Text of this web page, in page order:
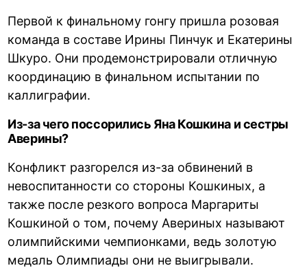
Первой к финальному гонгу пришла розовая
команда в составе Ирины Пинчук и Екатерины
Шкуро. Они продемонстрировали отличную
координацию в финальном испытании по
каллиграфии.
Из-за чего поссорились Яна Кошкина и сестры
Аверины?
Конфликт разгорелся из-за обвинений в
невоспитанности со стороны Кошкиных, а
также после резкого вопроса Маргариты
Кошкиной о том, почему Авериных называют
олимпийскими чемпионками, ведь золотую
медаль Олимпиады они не выигрывали.